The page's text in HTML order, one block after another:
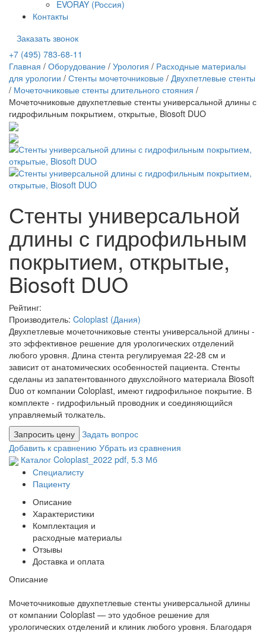
EVORAY (Россия)
Контакты
Заказать звонок
+7 (495) 783-68-11
Главная / Оборудование / Урология / Расходные материалы
для урологии / Стенты мочеточниковые / Двухпетлевые стенты
/ Мочеточниковые стенты длительного стояния /
Мочеточниковые двухпетлевые стенты универсальной длины с
гидрофильным покрытием, открытые, Biosoft DUO
Стенты универсальной
длины с гидрофильным
покрытием, открытые,
Biosoft DUO
Рейтинг:
Производитель: Coloplast (Дания)
Двухпетлевые мочеточниковые стенты универсальной длины -
это эффективное решение для урологических отделений
любого уровня. Длина стента регулируемая 22-28 см и
зависит от анатомических особенностей пациента. Стенты
сделаны из запатентованного двухслойного материала Biosoft
Duo от компании Coloplast, имеют гидрофильное покрытие. В
комплекте - гидрофильный проводник и соединяющийся
управляемый толкатель.
Запросить цену Задать вопрос
Добавить к сравнению Убрать из сравнения
Каталог Coloplast_2022 pdf, 5.3 Мб
Специалисту
Пациенту
Описание
Характеристики
Комплектация и
расходные материалы
Отзывы
Доставка и оплата
Описание
Мочеточниковые двухпетлевые стенты универсальной длины
от компании Coloplast — это удобное решение для
урологических отделений и клиник любого уровня. Благодаря